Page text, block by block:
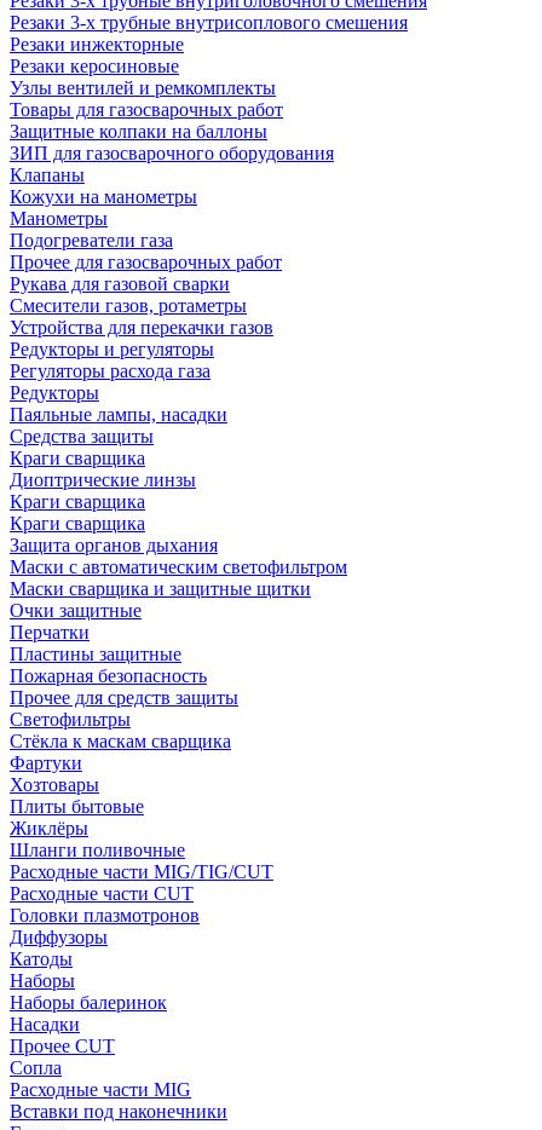
Резаки 3-х трубные внутрисоплового смешения
Резаки инжекторные
Резаки керосиновые
Узлы вентилей и ремкомплекты
Товары для газосварочных работ
Защитные колпаки на баллоны
ЗИП для газосварочного оборудования
Клапаны
Кожухи на манометры
Манометры
Подогреватели газа
Прочее для газосварочных работ
Рукава для газовой сварки
Смесители газов, ротаметры
Устройства для перекачки газов
Редукторы и регуляторы
Регуляторы расхода газа
Редукторы
Паяльные лампы, насадки
Средства защиты
Краги сварщика
Диоптрические линзы
Краги сварщика
Краги сварщика
Защита органов дыхания
Маски с автоматическим светофильтром
Маски сварщика и защитные щитки
Очки защитные
Перчатки
Пластины защитные
Пожарная безопасность
Прочее для средств защиты
Светофильтры
Стёкла к маскам сварщика
Фартуки
Хозтовары
Плиты бытовые
Жиклёры
Шланги поливочные
Расходные части MIG/TIG/CUT
Расходные части CUT
Головки плазмотронов
Диффузоры
Катоды
Наборы
Наборы балеринок
Насадки
Прочее CUT
Сопла
Расходные части MIG
Вставки под наконечники